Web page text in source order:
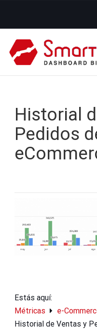
Historial
Pedidos
Estás aquí:
Métricas
e-
Historial de Ventas y